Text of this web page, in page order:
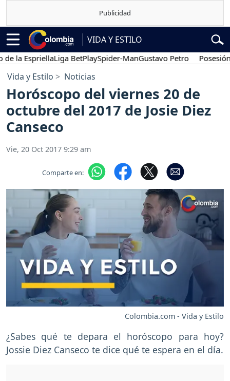
VIDA Y ESTILO
Liga BetPlaySpider-ManGustavo Petro Posesión
Vida y Estilo Noticias
Horóscopo del viernes 20 de
octubre del 2017 de Josie Diez
Canseco
Vie, 20 Oct 2017 9:29 am
Comparte en:
Colombia.com - Vida y Estilo
¿Sabes qué te depara el horóscopo para hoy?
Jossie Diez Canseco te dice qué te espera en el día.